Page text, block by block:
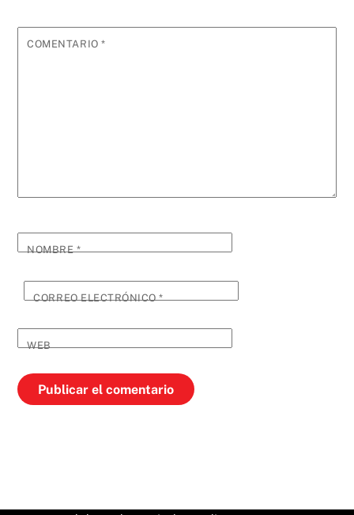
COMENTARIO*
NOMBRE*
CORREO ELECTRÓNICO*
WEB